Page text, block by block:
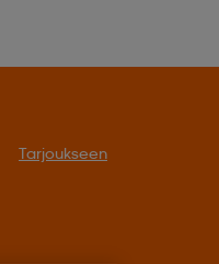
Tarjoukseen